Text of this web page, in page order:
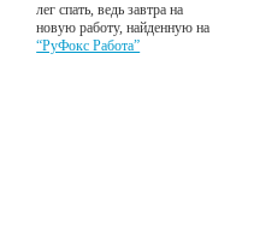
лег спать, ведь завтра на
новую работу, найденную на
“РуФокс Работа”